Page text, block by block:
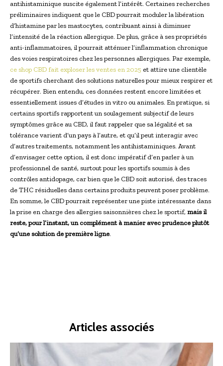
antihistaminique suscite également l’intérêt. Certaines recherches
préliminaires indiquent que le CBD pourrait moduler la libération
d’histamine par les mastocytes, contribuant ainsi à diminuer
l’intensité de la réaction allergique. De plus, grâce à ses propriétés
anti-inflammatoires, il pourrait atténuer l’inflammation chronique
des voies respiratoires chez les personnes allergiques. Par exemple,
ce shop CBD fait exploser les ventes en 2025 et attire une clientèle
de sportifs cherchant des solutions naturelles pour mieux respirer et
récupérer. Bien entendu, ces données restent encore limitées et
essentiellement issues d’études in vitro ou animales. En pratique, si
certains sportifs rapportent un soulagement subjectif de leurs
symptômes grâce au CBD, il faut rappeler que sa légalité et sa
tolérance varient d’un pays à l’autre, et qu’il peut interagir avec
d’autres traitements, notamment les antihistaminiques. Avant
d’envisager cette option, il est donc impératif d’en parler à un
professionnel de santé, surtout pour les sportifs soumis à des
contrôles antidopage, car bien que le CBD soit autorisé, des traces
de THC résiduelles dans certains produits peuvent poser problème.
En somme, le CBD pourrait représenter une piste intéressante dans
la prise en charge des allergies saisonnières chez le sportif, mais il
reste, pour l’instant, un complément à manier avec prudence plutôt
qu’une solution de première ligne.
Articles associés